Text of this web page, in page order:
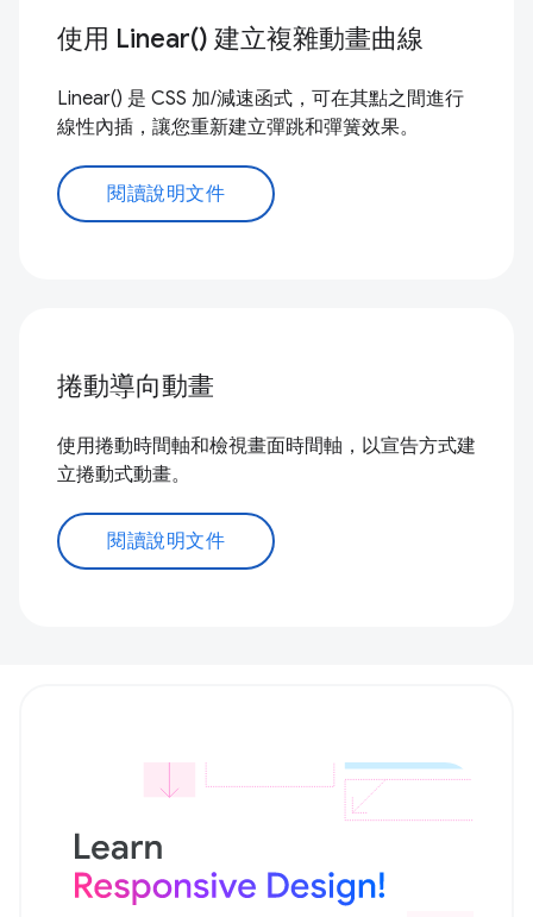
使用 Linear() 建立複雜動畫曲線
Linear() 是 CSS 加/減速函式，可在其點之間進行
線性內插，讓您重新建立彈跳和彈簧效果。
閱讀說明文件
捲動導向動畫
使用捲動時間軸和檢視畫面時間軸，以宣告方式建
立捲動式動畫。
閱讀說明文件